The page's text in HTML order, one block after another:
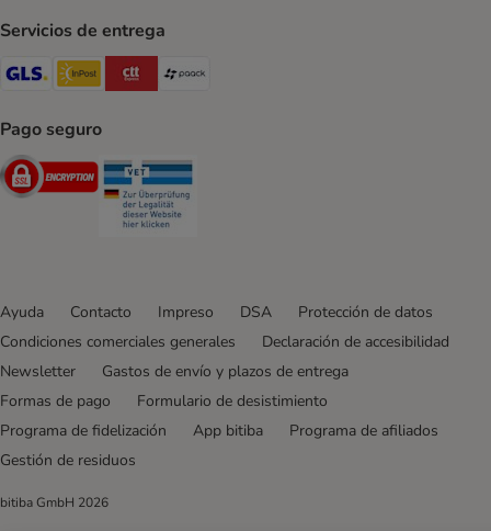
Servicios de entrega
GLS Shipping Method
InPost Shipping Method
CTTExpress Shipping Method
Pago seguro
Security
Ayuda Contacto Impreso DSA
Protección de datos
Condiciones comerciales generales
Declaración de accesibilidad
Newsletter
Gastos de envío y plazos de entrega
Formas de pago
Formulario de desistimiento
Programa de fidelización
App bitiba
Programa de afiliados
Gestión de residuos
bitiba GmbH 2026